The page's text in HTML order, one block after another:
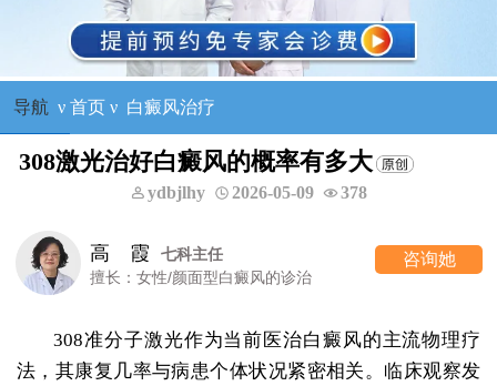
导航 ν 首页ν 白癜风治疗
308激光治好白癜风的概率有多大
ydbjlhy 2026-05-09 378
高 霞
七科主任
擅长：女性/颜面型白癜风的诊治
咨询她
308准分子激光作为当前医治白癜风的主流物理疗
法，其康复几率与病患个体状况紧密相关。临床观察发